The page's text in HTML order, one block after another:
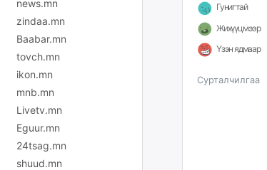
news.mn
zindaa.mn
Baabar.mn
tovch.mn
ikon.mn
mnb.mn
Livetv.mn
Eguur.mn
24tsag.mn
shuud.mn
Гунигтай
Жихүүцмээр
Үзэн ядмаар
Сурталчилгаа